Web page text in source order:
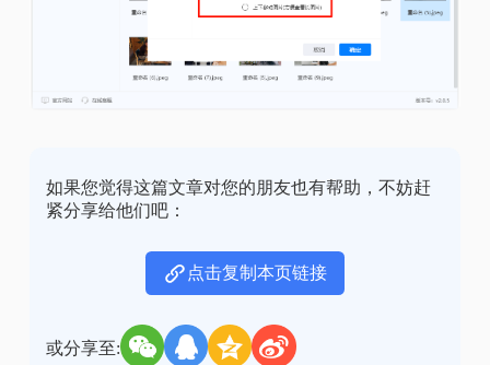
如果您觉得这篇文章对您的朋友也有帮助，不妨赶
紧分享给他们吧：
点击复制本页链接
或分享至: